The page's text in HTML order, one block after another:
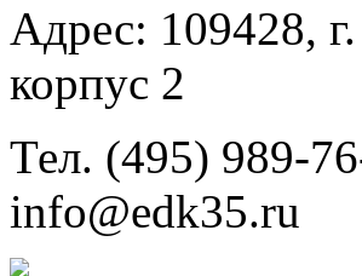
Адрес: 109428,
корпус 2
Тел. (495) 989-
info@edk35.ru